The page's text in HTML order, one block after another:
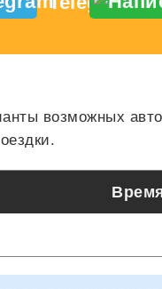
возможных